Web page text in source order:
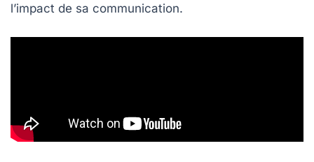
l’impact de sa communication.